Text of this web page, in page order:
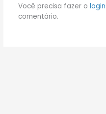
Você precisa fazer o login
comentário.